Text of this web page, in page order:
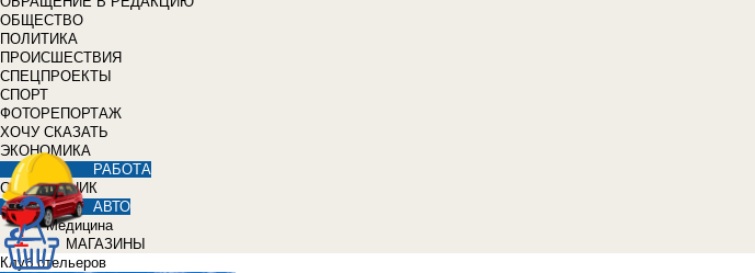
ОБЩЕСТВО
ПОЛИТИКА
ПРОИСШЕСТВИЯ
СПЕЦПРОЕКТЫ
СПОРТ
ФОТОРЕПОРТАЖ
ХОЧУ СКАЗАТЬ
ЭКОНОМИКА
РАБОТА
СПРАВОЧНИК
АВТО
Медицина
МАГАЗИНЫ
Клуб отельеров